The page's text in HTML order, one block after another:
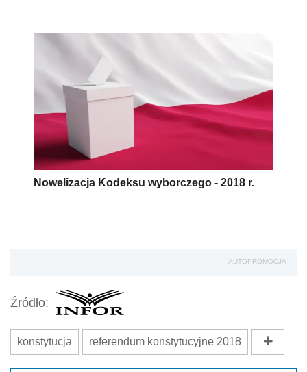
Nowelizacja Kodeksu wyborczego - 2018 r.
AUTOPROMOCJA
Źródło:
konstytucja referendum konstytucyjne 2018